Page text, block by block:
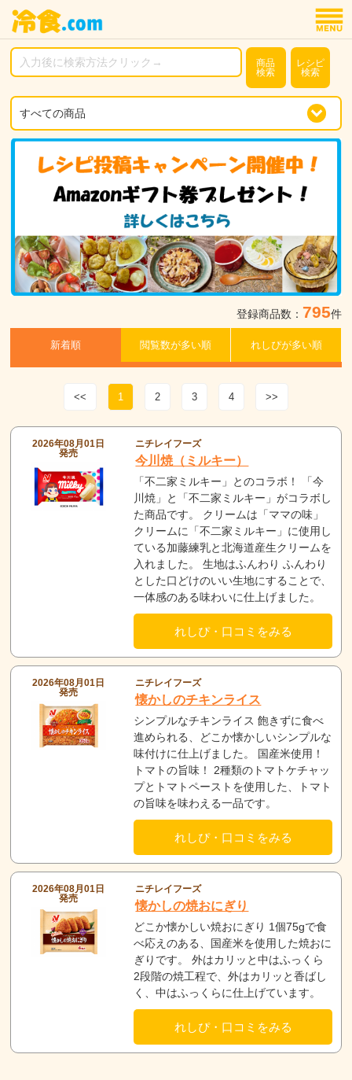
商品
検索
レシピ
検索
登録商品数： 795件
新着順 閲覧数が多い順 れしぴが多い順
<< 1 2 3 4 >>
2026年08月01日
発売
ニチレイフーズ
今川焼（ミルキー）
「不二家ミルキー」とのコラボ！ 「今
川焼」と「不二家ミルキー」がコラボし
た商品です。 クリームは「ママの味」
クリームに「不二家ミルキー」に使用し
ている加藤練乳と北海道産生クリームを
入れました。 生地はふんわり ふんわり
とした口どけのいい生地にすることで、
一体感のある味わいに仕上げました。
れしぴ・口コミをみる
2026年08月01日
発売
ニチレイフーズ
懐かしのチキンライス
シンプルなチキンライス 飽きずに食べ
進められる、どこか懐かしいシンプルな
味付けに仕上げました。 国産米使用！
トマトの旨味！ 2種類のトマトケチャッ
プとトマトペーストを使用した、トマト
の旨味を味わえる一品です。
れしぴ・口コミをみる
2026年08月01日
発売
ニチレイフーズ
懐かしの焼おにぎり
どこか懐かしい焼おにぎり 1個75gで食
べ応えのある、国産米を使用した焼おに
ぎりです。 外はカリッと中はふっくら
2段階の焼工程で、外はカリッと香ばし
く、中はふっくらに仕上げています。
れしぴ・口コミをみる